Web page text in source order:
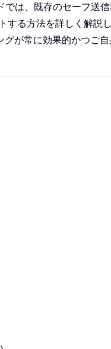
は、既存のセーフ送
る方法を詳しく解説
が常に効果的かつご